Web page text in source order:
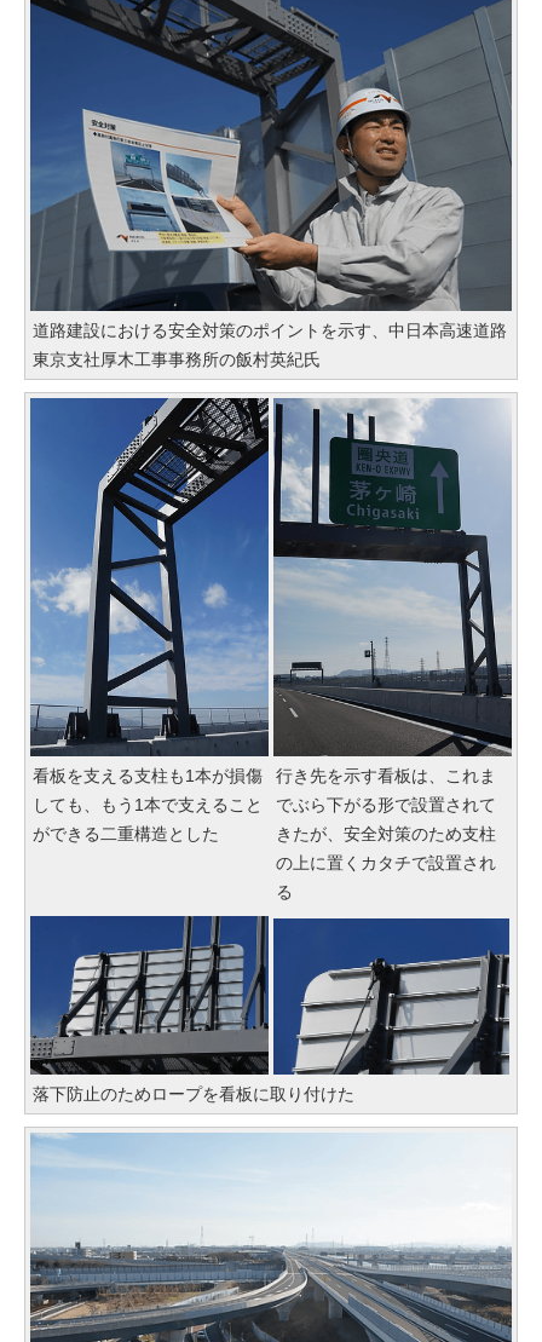
道路建設における安全対策のポイントを示す、中日本高速道路
東京支社厚木工事事務所の飯村英紀氏
看板を支える支柱も1本が損傷
しても、もう1本で支えること
ができる二重構造とした
行き先を示す看板は、これま
でぶら下がる形で設置されて
きたが、安全対策のため支柱
の上に置くカタチで設置され
る
落下防止のためロープを看板に取り付けた